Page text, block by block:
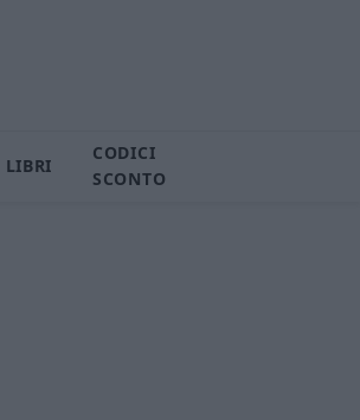
LIBRI
CODICI
SCONTO